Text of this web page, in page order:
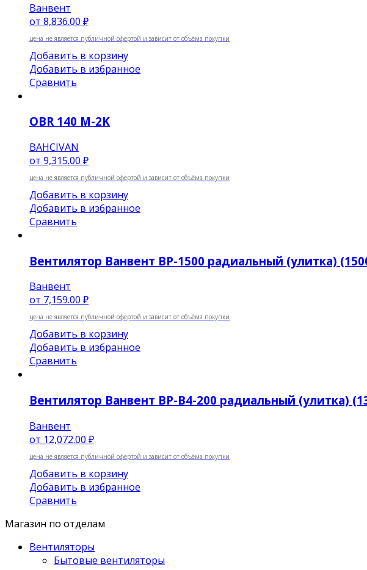
Ванвент
от 8,836.00 ₽
цена не является публичной офертой и зависит от объёма покупки
Добавить в корзину
Добавить в избранное
Сравнить
OBR 140 M-2K
BAHCIVAN
от 9,315.00 ₽
цена не является публичной офертой и зависит от объёма покупки
Добавить в корзину
Добавить в избранное
Сравнить
Вентилятор Ванвент BP-1500 радиальный (улитка)
Ванвент
от 7,159.00 ₽
цена не является публичной офертой и зависит от объёма покупки
Добавить в корзину
Добавить в избранное
Сравнить
Вентилятор Ванвент ВР-В4-200 радиальный (улитка)
Ванвент
от 12,072.00 ₽
цена не является публичной офертой и зависит от объёма покупки
Добавить в корзину
Добавить в избранное
Сравнить
Магазин по отделам
Вентиляторы
Бытовые вентиляторы